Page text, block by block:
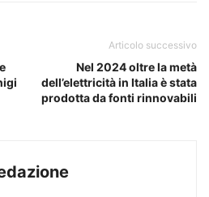
Articolo successivo
Nel 2024 oltre la metà
dell’elettricità in Italia è stata
prodotta da fonti rinnovabili